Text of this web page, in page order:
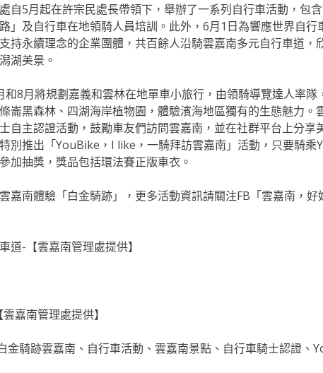
自5月起在許宗民處長帶領下，舉辦了一系列自行車活動，包
」及自行車在地領騎人員培訓。此外，6月1日為響應世界自行
持永續理念的企業團體，共百餘人沿騎雲嘉南多元自行車道，
湖美景。
和8月將規劃嘉義和雲林在地單車小旅行，由領騎導覽達人率隊
崙黑森林、四湖海岸植物園，體驗濱海地區獨有的生態魅力。
自主認證活動，鼓勵車友們訪問雲嘉南，並在社群平台上分享
別推出「YouBike，I like，一騎拜訪雲嘉南」活動，只要騎乘
加抽獎，獎品包括環法賽正版車衣。
嘉南體驗「白金騎跡」，更多活動資訊請關注FB「雲嘉南，好
道-【雲嘉南管理處提供】
嘉南管理處提供】
金騎跡雲嘉南、自行車活動、雲嘉南景點、自行車騎士認證、